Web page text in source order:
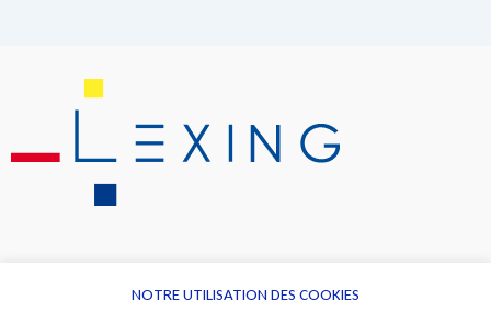
NOTRE UTILISATION DES COOKIES